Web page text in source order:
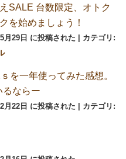
SALE 台数限定、オトク
を始めましょう！
月29日 に投稿された
カテゴリ:
を一年使ってみた感想。
るならー
月22日 に投稿された
カテゴリ: